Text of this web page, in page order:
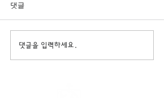
댓글
댓글을 입력하세요.